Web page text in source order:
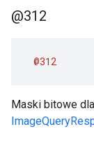
@312
@312
Maski bitowe